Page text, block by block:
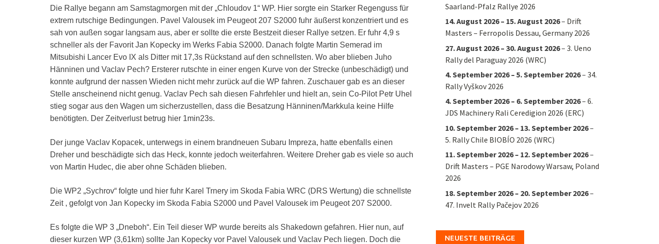
Die Rallye begann am Samstagmorgen mit der „Chloudov 1“ WP. Hier sorgte ein Starker Regenguss für
extrem rutschige Bedingungen. Pavel Valousek im Peugeot 207 S2000 fuhr äußerst konzentriert und es
sah von außen sogar langsam aus, aber er sollte die erste Bestzeit dieser Rallye setzen. Er fuhr 4,9 s
schneller als der Favorit Jan Kopecky im Werks Fabia S2000. Danach folgte Martin Semerad im
Mitsubishi Lancer Evo IX als Ditter mit 17,3s Rückstand auf den schnellsten. Wo aber blieben Juho
Hänninen und Vaclav Pech? Ersterer rutschte in einer engen Kurve von der Strecke (unbeschädigt) und
konnte aufgrund der nassen Wieden nicht mehr zurück auf die WP fahren. Zuschauer gab es an dieser
Stelle anscheinend nicht genug. Vaclav Pech sah diesen Fahrfehler und hielt an, sein Co-Pilot Petr Uhel
stieg sogar aus den Wagen um sicherzustellen, dass die Besatzung Hänninen/Markkula keine Hilfe
benötigten. Der Zeitverlust betrug hier 1min23s.
Der junge Vaclav Kopacek, unterwegs in einem brandneuen Subaru Impreza, hatte ebenfalls einen
Dreher und beschädigte sich das Heck, konnte jedoch weiterfahren. Weitere Dreher gab es viele so auch
von Martin Hudec, die aber ohne Schäden blieben.
Die WP2 „Sychrov“ folgte und hier fuhr Karel Trnery im Skoda Fabia WRC (DRS Wertung) die schnellste
Zeit , gefolgt von Jan Kopecky im Skoda Fabia S2000 und Pavel Valousek im Peugeot 207 S2000.
Es folgte die WP 3 „Dneboh“. Ein Teil dieser WP wurde bereits als Shakedown gefahren. Hier nun, auf
dieser kurzen WP (3,61km) sollte Jan Kopecky vor Pavel Valousek und Vaclav Pech liegen. Doch die
Saarland-Pfalz Rallye 2026
14. August 2026 – 15. August 2026– Drift
Masters – Ferropolis Dessau, Germany 2026
27. August 2026 – 30. August 2026– 3. Ueno
Rally del Paraguay 2026 (WRC)
4. September 2026 – 5. September 2026– 34.
Rally Vyškov 2026
4. September 2026 – 6. September 2026– 6.
JDS Machinery Rali Ceredigion 2026 (ERC)
10. September 2026 – 13. September 2026–
5. Rally Chile BIOBÍO 2026 (WRC)
11. September 2026 – 12. September 2026–
Drift Masters – PGE Narodowy Warsaw, Poland
2026
18. September 2026 – 20. September 2026–
47. Invelt Rally Pačejov 2026
NEUESTE BEITRÄGE